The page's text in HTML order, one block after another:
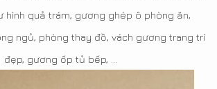
hình quả trám, gương ghép ô phòng ăn,
ngủ, phòng thay đồ, vách gương trang trí
đẹp, gương ốp tủ bếp, ...